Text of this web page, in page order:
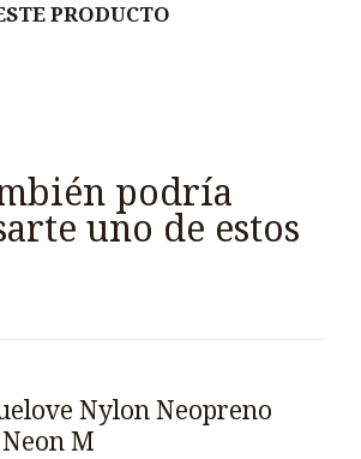
PRODUCTO
podría
uno de estos
Nylon Neopreno
M